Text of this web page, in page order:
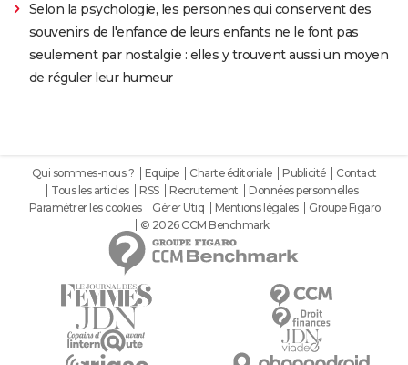
Selon la psychologie, les personnes qui conservent des
souvenirs de l'enfance de leurs enfants ne le font pas
seulement par nostalgie : elles y trouvent aussi un moyen
de réguler leur humeur
Qui sommes-nous ? Equipe Charte éditoriale Publicité
Contact
Tous les articles
RSS Recrutement
Données personnelles
Paramétrer les cookies
Gérer Utiq Mentions légales
Groupe Figaro
© 2026 CCM Benchmark